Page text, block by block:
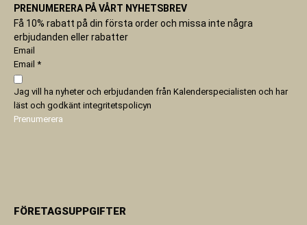
PRENUMERERA PÅ VÅRT NYHETSBREV
Få 10% rabatt på din första order och missa inte några
erbjudanden eller rabatter
Email
Email *
Jag vill ha nyheter och erbjudanden från Kalenderspecialisten och har
läst och godkänt integritetspolicyn
Prenumerera
FÖRETAGSUPPGIFTER